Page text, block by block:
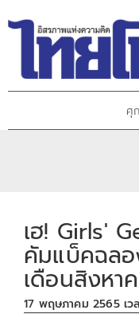
ศุ
เฮ! Girls'
คัมแบ็คฉลอ
เดือนสิงหา
17 พฤษภาคม 2565 เว